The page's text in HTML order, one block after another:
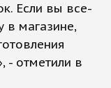
Если вы все-
в магазине,
- отметили в